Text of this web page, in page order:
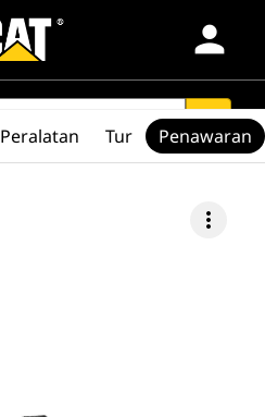
person
search
more_vert
Peralatan Tur Penawaran